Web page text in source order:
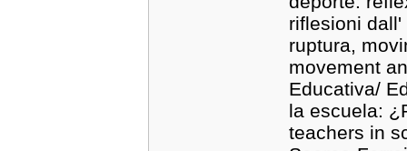
riflesioni
ruptura,
movement
Educativa/
la escuela:
teachers in